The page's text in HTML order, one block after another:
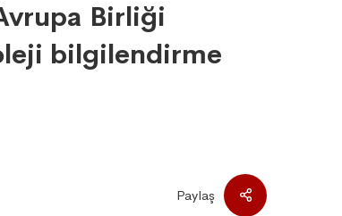
Birliği
bilgilendirme
Paylaş